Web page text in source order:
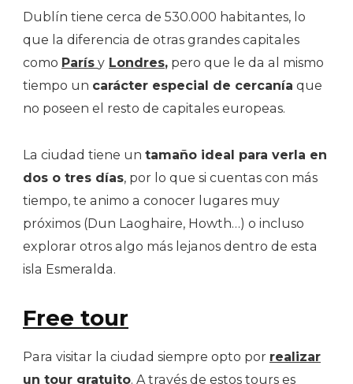
Dublín tiene cerca de 530.000 habitantes, lo
que la diferencia de otras grandes capitales
como París y Londres, pero que le da al mismo
tiempo un carácter especial de cercanía que
no poseen el resto de capitales europeas.
La ciudad tiene un tamaño ideal para verla en
dos o tres días, por lo que si cuentas con más
tiempo, te animo a conocer lugares muy
próximos (Dun Laoghaire, Howth…) o incluso
explorar otros algo más lejanos dentro de esta
isla Esmeralda.
Free tour
Para visitar la ciudad siempre opto por realizar
un tour gratuito. A través de estos tours es